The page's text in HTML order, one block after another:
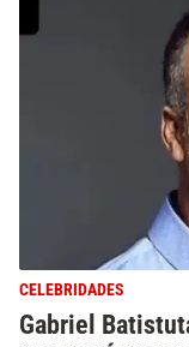
CELEBRIDADES
Gabriel